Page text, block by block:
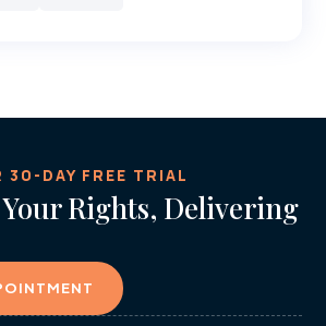
30-DAY FREE TRIAL
Rights, Delivering